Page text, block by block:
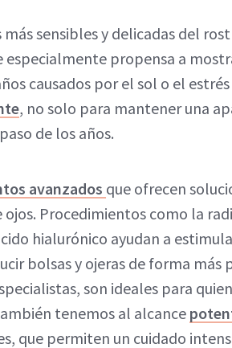
sensibles y delicadas del
especialmente propensa a
causados por el sol o el
, no solo para mantener una
de los años.
avanzados que ofrecen
Procedimientos como la
hialurónico ayudan a
bolsas y ojeras de forma más
son ideales para
tenemos al alcance
que permiten un cuidado